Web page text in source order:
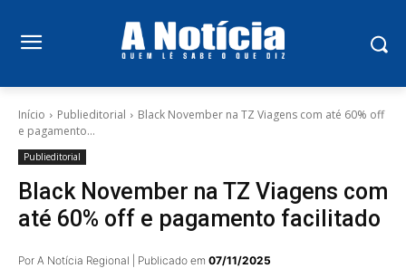
Início Publieditorial
Black November na TZ Viagens com até 60% off
e pagamento...
Publieditorial
Black November na TZ Viagens com
até 60% off e pagamento facilitado
Por A Notícia Regional | Publicado em 07/11/2025